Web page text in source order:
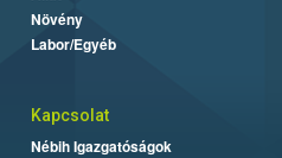
Növény
Labor/Egyéb
Kapcsolat
Nébih Igazgatóságok